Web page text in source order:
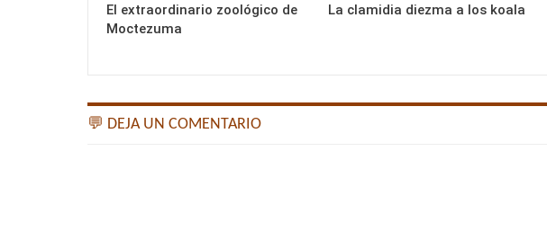
El extraordinario zoológico de
Moctezuma
La clamidia diezma a los koala
💬 DEJA UN COMENTARIO